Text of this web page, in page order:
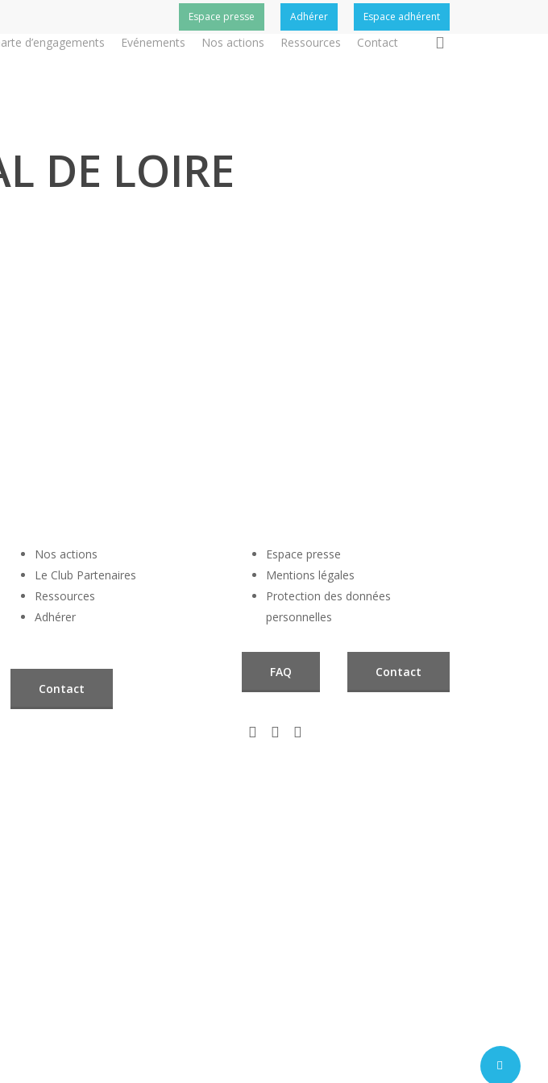
Espace presse Adhérer Espace adhérent
d’engagements Evénements Nos actions Ressources Contact
DE LOIRE
Nos actions
Le Club Partenaires
Ressources
Adhérer
Contact
Espace presse
Mentions légales
Protection des données
personnelles
FAQ Contact